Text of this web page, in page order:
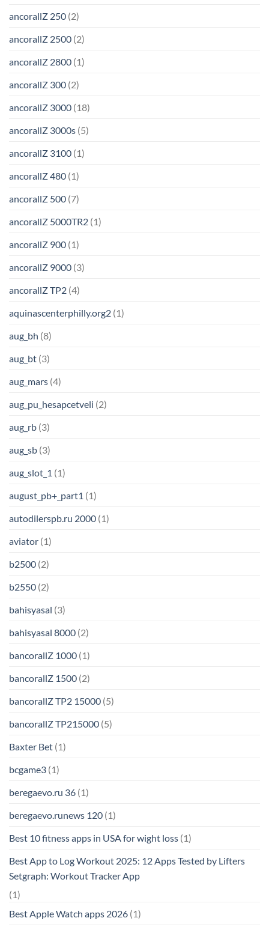
ancorallZ 250 (2)
ancorallZ 2500 (2)
ancorallZ 2800 (1)
ancorallZ 300 (2)
ancorallZ 3000 (18)
ancorallZ 3000s (5)
ancorallZ 3100 (1)
ancorallZ 480 (1)
ancorallZ 500 (7)
ancorallZ 5000TR2 (1)
ancorallZ 900 (1)
ancorallZ 9000 (3)
ancorallZ TP2 (4)
aquinascenterphilly.org2 (1)
aug_bh (8)
aug_bt (3)
aug_mars (4)
aug_pu_hesapcetveli (2)
aug_rb (3)
aug_sb (3)
aug_slot_1 (1)
august_pb+_part1 (1)
autodilerspb.ru 2000 (1)
aviator (1)
b2500 (2)
b2550 (2)
bahisyasal (3)
bahisyasal 8000 (2)
bancorallZ 1000 (1)
bancorallZ 1500 (2)
bancorallZ TP2 15000 (5)
bancorallZ TP215000 (5)
Baxter Bet (1)
bcgame3 (1)
beregaevo.ru 36 (1)
beregaevo.runews 120 (1)
Best 10 fitness apps in USA for wight loss (1)
Best App to Log Workout 2025: 12 Apps Tested by Lifters
Setgraph: Workout Tracker App
(1)
Best Apple Watch apps 2026 (1)